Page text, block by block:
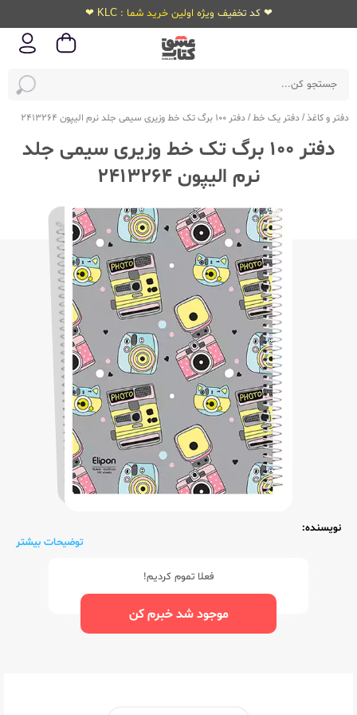
❤ کد تخفیف ویژه اولین خرید شما : KLC ❤
دفتر و کاغذ/دفتر یک خط/دفتر 100 برگ تک خط وزیری سیمی جلد نرم الیپون 2413264
دفتر 100 برگ تک خط وزیری سیمی جلد
نرم الیپون 2413264
نویسنده:
توضیحات بیشتر
فعلا تموم کردیم!
موجود شد خبرم کن